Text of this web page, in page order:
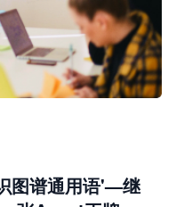
图谱通用语'—继